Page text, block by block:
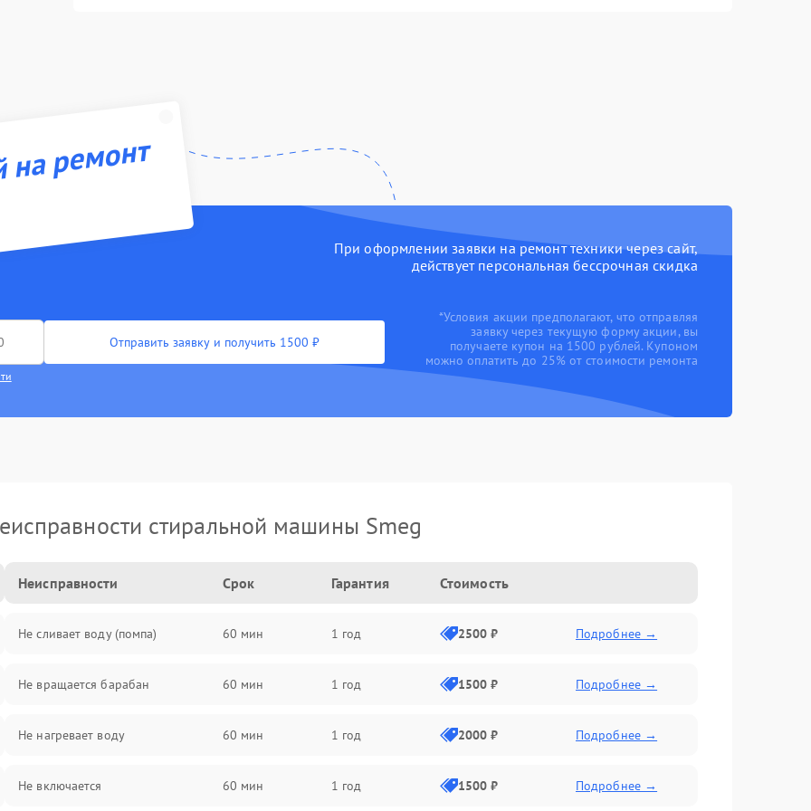
ремонт
При оформлении заявки на ремонт техники через сайт,
действует персональная бессрочная скидка
Отправить заявку и получить 1500 ₽
*Условия акции предполагают, что отправляя
заявку через текущую форму акции, вы
получаете купон на 1500 рублей. Купоном
можно оплатить до 25% от стоимости ремонта
стиральной машины Smeg
Неисправности Срок Гарантия Стоимость
Не сливает воду (помпа) 60 мин 1 год 2500 ₽ Подробнее →
Не вращается барабан 60 мин 1 год 1500 ₽ Подробнее →
Не нагревает воду 60 мин 1 год 2000 ₽ Подробнее →
Не включается 60 мин 1 год 1500 ₽ Подробнее →